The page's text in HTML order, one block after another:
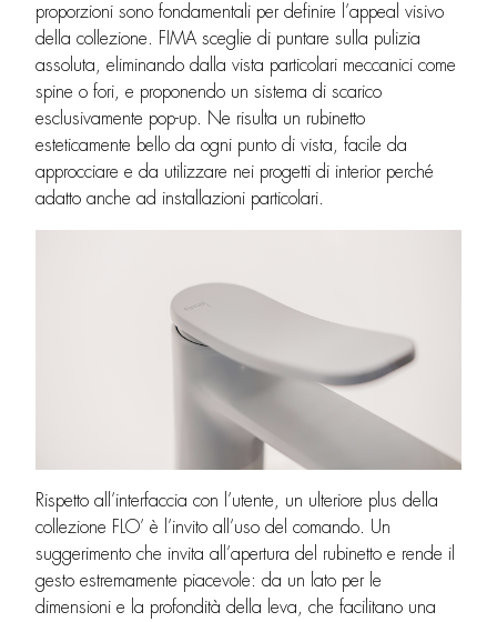
proporzioni sono fondamentali per definire l’appeal visivo
della collezione. FIMA sceglie di puntare sulla pulizia
assoluta, eliminando dalla vista particolari meccanici come
spine o fori, e proponendo un sistema di scarico
esclusivamente pop-up. Ne risulta un rubinetto
esteticamente bello da ogni punto di vista, facile da
approcciare e da utilizzare nei progetti di interior perché
adatto anche ad installazioni particolari.
Rispetto all’interfaccia con l’utente, un ulteriore plus della
collezione FLO’ è l’invito all’uso del comando. Un
suggerimento che invita all’apertura del rubinetto e rende il
gesto estremamente piacevole: da un lato per le
dimensioni e la profondità della leva, che facilitano una